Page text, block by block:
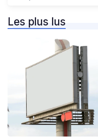
Les plus lus